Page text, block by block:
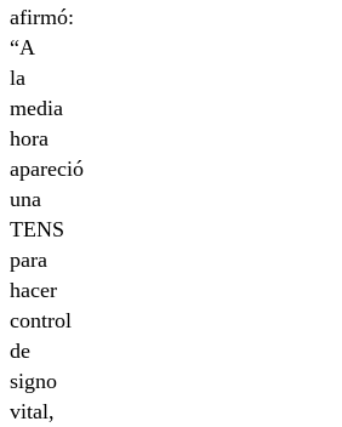
afirmó:
“A
la
media
hora
apareció
una
TENS
para
hacer
control
de
signo
vital,